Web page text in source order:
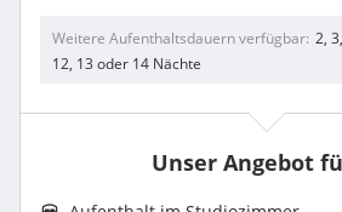
Weitere Aufenthaltsdauern verfügbar 2,
12, 13 oder 14 Nächte
Unser Angebot